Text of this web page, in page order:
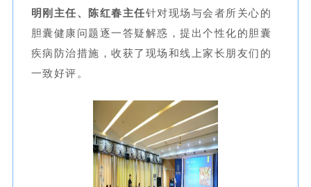
明刚主任、陈红春主任针对现场与会者所关心的
胆囊健康问题逐一答疑解惑，提出个性化的胆囊
疾病防治措施，收获了现场和线上家长朋友们的
一致好评。